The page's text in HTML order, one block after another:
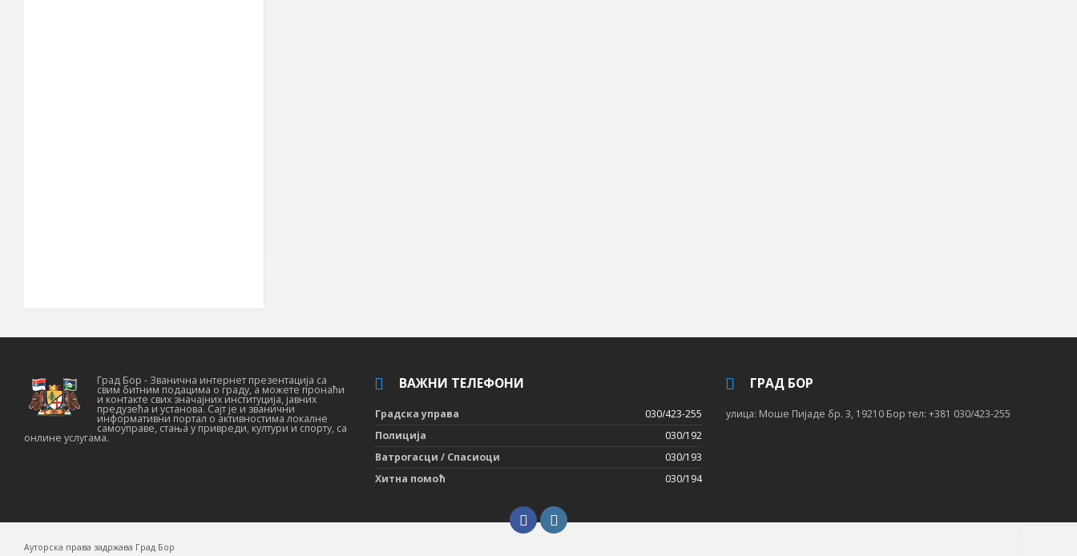
Град Бор - Званична интернет презентација са
свим битним подацима о граду, а можете пронаћи
и контакте свих значајних институција, јавних
предузећа и установа. Сајт је и званични
информативни портал о активностима локалне
самоуправе, стања у привреди, култури и спорту, са
онлине услугама.
ВАЖНИ ТЕЛЕФОНИ
Градска управа
030/423-255
Полиција
030/192
Ватрогасци / Спасиоци
030/193
Хитна помоћ
030/194
ГРАД БОР
улица: Моше Пијаде бр. 3, 19210 Бор тел: +381 030/423-255
Ауторска права задржава Град Бор